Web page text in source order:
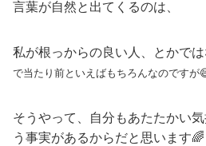
言葉が自然と出てくるのは、
私が根っからの良い人、とかでは
で当たり前といえばもちろんなのですが
そうやって、自分もあたたかい
う事実があるからだと思います🌈